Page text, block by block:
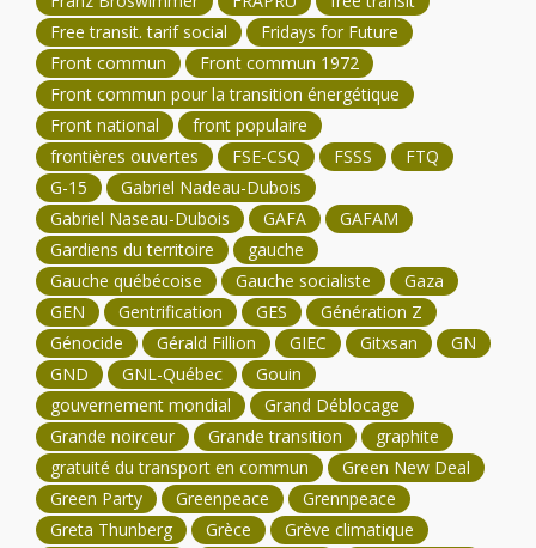
Free transit. tarif social
Fridays for Future
Front commun
Front commun 1972
Front commun pour la transition énergétique
Front national
front populaire
frontières ouvertes
FSE-CSQ FSSS
FTQ
G-15
Gabriel Nadeau-Dubois
Gabriel Naseau-Dubois
GAFA
GAFAM
Gardiens du territoire
gauche
Gauche québécoise
Gauche socialiste
Gaza
GEN
Gentrification GES
Génération Z
Génocide
Gérald Fillion GIEC Gitxsan
GN
GND
GNL-Québec
Gouin
gouvernement mondial
Grand Déblocage
Grande noirceur
Grande transition
graphite
gratuité du transport en commun
Green New Deal
Green Party
Greenpeace
Grennpeace
Greta Thunberg
Grèce
Grève climatique